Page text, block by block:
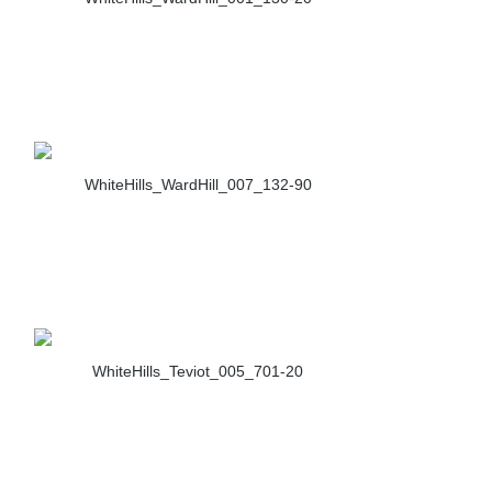
WhiteHills_WardHill_007_132-90
WhiteHills_Teviot_005_701-20